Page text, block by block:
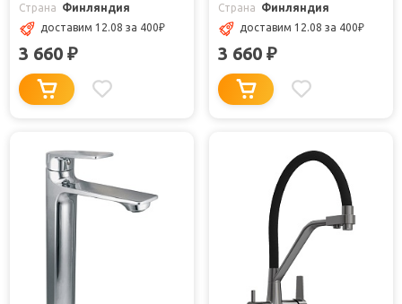
Страна
Финляндия
доставим 12.08 за 400₽
3 660 ₽
Страна
Финляндия
доставим 12.08 за 400₽
3 660 ₽